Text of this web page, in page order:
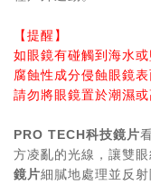
【提醒】
如眼鏡有碰觸到海水
腐蝕性成分侵蝕眼鏡表
請勿將眼鏡置於潮濕
PRO TECH科技鏡片
方凌亂的光線，讓雙
鏡片細膩地處理並反